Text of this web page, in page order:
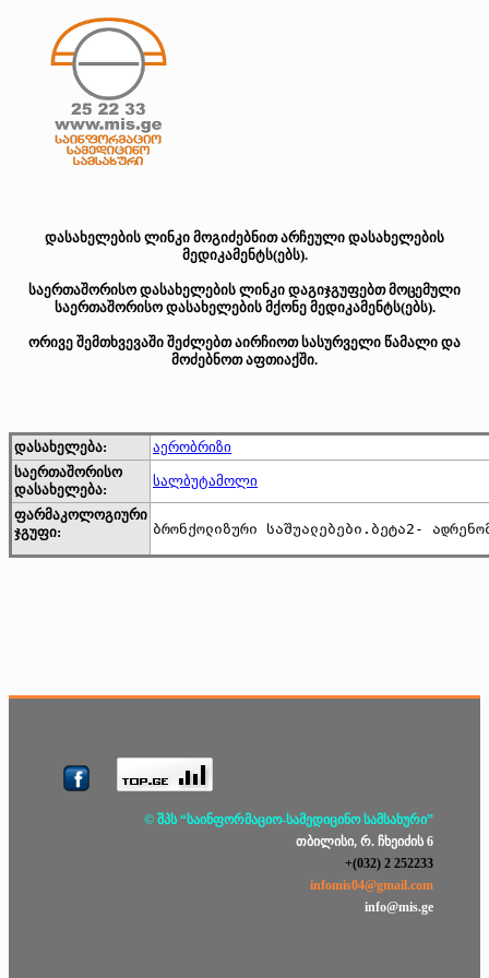
დასახელების ლინკი მოგიძებნით არჩეული დასახელების
მედიკამენტს(ებს).
საერთაშორისო დასახელების ლინკი დაგიჯგუფებთ მოცემული
საერთაშორისო დასახელების მქონე მედიკამენტს(ებს).
ორივე შემთხვევაში შეძლებთ აირჩიოთ სასურველი წამალი და
მოძებნოთ აფთიაქში.
დასახელება:
აერობრიზი
საერთაშორისო
დასახელება:
სალბუტამოლი
ფარმაკოლოგიური
ჯგუფი:
ბრონქოლიზური საშუალებები.ბეტა2-
© შპს “საინფორმაციო-სამედიცინო სამსახური”
თბილისი, რ. ჩხეიძის 6
+(032) 2 252233
infomis04@gmail.com
info@mis.ge